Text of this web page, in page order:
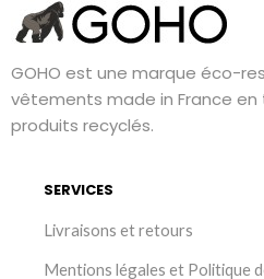
GOHO est une marque éco-
vêtements made in France
produits recyclés.
SERVICES
Livraisons et retours
Mentions légales et Politique